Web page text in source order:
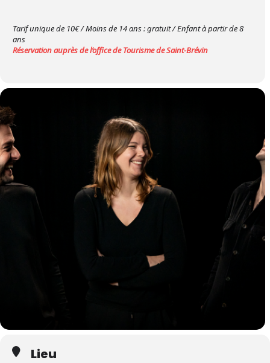
Tarif unique de 10€ / Moins de 14 ans : gratuit / Enfant à partir de 8
ans
Réservation auprès de l’office de Tourisme de Saint-Brévin
Lieu